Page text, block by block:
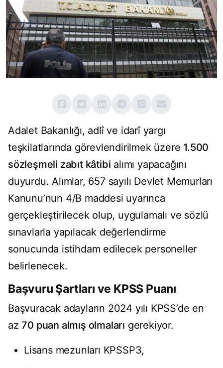
Adalet Bakanlığı, adlî ve idarî yargı
teşkilatlarında görevlendirilmek üzere 1.500
sözleşmeli zabıt kâtibi alımı yapacağını
duyurdu. Alımlar, 657 sayılı Devlet Memurları
Kanunu’nun 4/B maddesi uyarınca
gerçekleştirilecek olup, uygulamalı ve sözlü
sınavlarla yapılacak değerlendirme
sonucunda istihdam edilecek personeller
belirlenecek.
Başvuru Şartları ve KPSS Puanı
Başvuracak adayların 2024 yılı KPSS’de en
az70 puan almış olmaları gerekiyor.
Lisans mezunları KPSSP3,